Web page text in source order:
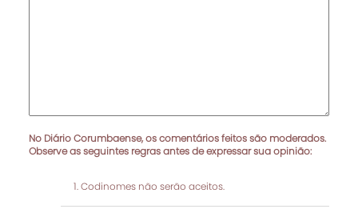
No Diário Corumbaense, os comentários feitos são moderados.
Observe as seguintes regras antes de expressar sua opinião:
Codinomes não serão aceitos.